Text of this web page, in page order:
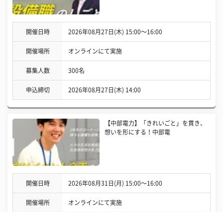
開催日時 2026年08月27日(木) 15:00〜16:00
開催場所 オンラインにて実施
募集人数 300名
申込締切 2026年08月27日(木) 14:00
【中部電力】「きれいごと」を貫き、
想いを形にする！中部電
開催日時 2026年08月31日(月) 15:00〜16:00
開催場所 オンラインにて実施